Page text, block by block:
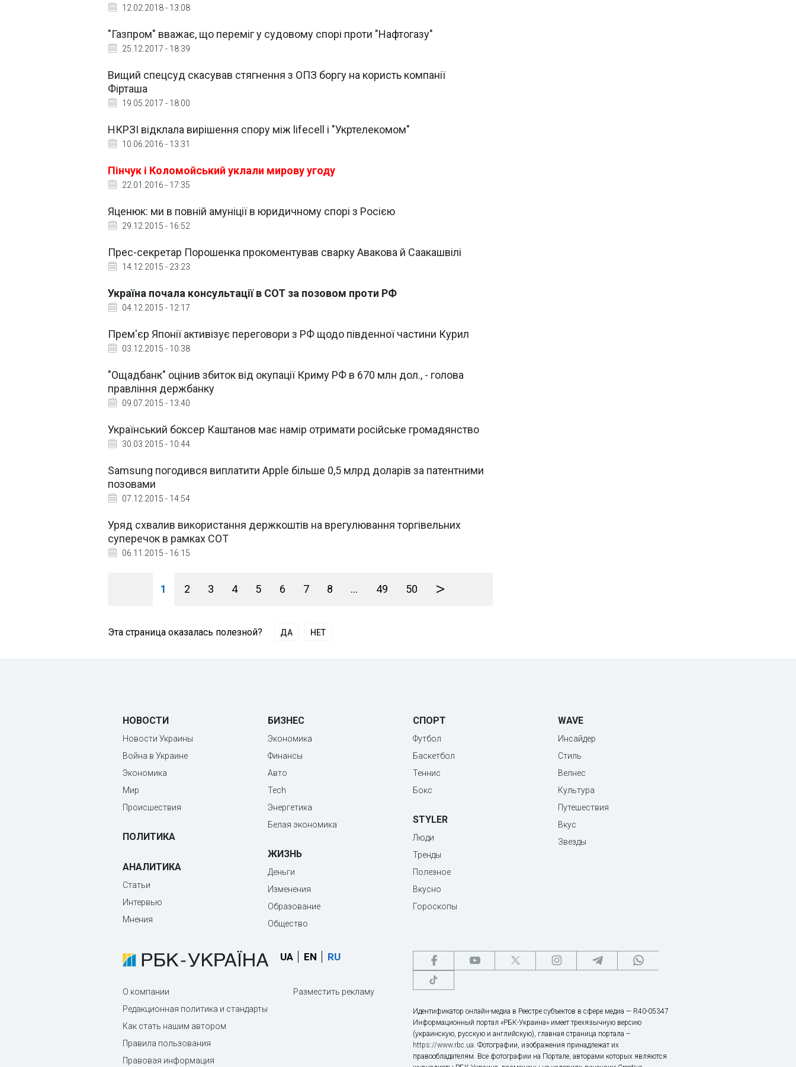
12.02.2018 - 13:08
"Газпром" вважає, що переміг у судовому спорі проти "Нафтогазу"
25.12.2017 - 18:39
Вищий спецсуд скасував стягнення з ОПЗ боргу на користь компанії
Фірташа
19.05.2017 - 18:00
НКРЗІ відклала вирішення спору між lifecell і "Укртелекомом"
10.06.2016 - 13:31
Пінчук і Коломойський уклали мирову угоду
22.01.2016 - 17:35
Яценюк: ми в повній амуніції в юридичному спорі з Росією
29.12.2015 - 16:52
Прес-секретар Порошенка прокоментував сварку Авакова й Саакашвілі
14.12.2015 - 23:23
Україна почала консультації в СОТ за позовом проти РФ
04.12.2015 - 12:17
Прем'єр Японії активізує переговори з РФ щодо південної частини Курил
03.12.2015 - 10:38
"Ощадбанк" оцінив збиток від окупації Криму РФ в 670 млн дол., - голова
правління держбанку
09.07.2015 - 13:40
Український боксер Каштанов має намір отримати російське громадянство
30.03.2015 - 10:44
Samsung погодився виплатити Apple більше 0,5 млрд доларів за патентними
позовами
07.12.2015 - 14:54
Уряд схвалив використання держкоштів на врегулювання торгівельних
суперечок в рамках СОТ
06.11.2015 - 16:15
1 2 3 4 5 6 7 8 ... 49 50 >
Эта страница оказалась полезной? ДА НЕТ
НОВОСТИ
Новости Украины
Война в Украине
Экономика
Мир
Происшествия
ПОЛИТИКА
АНАЛИТИКА
Статьи
Интервью
Мнения
БИЗНЕС
Экономика
Финансы
Авто
Tech
Энергетика
Белая экономика
ЖИЗНЬ
Деньги
Изменения
Образование
Общество
СПОРТ
Футбол
Баскетбол
Теннис
Бокс
STYLER
Люди
Тренды
Полезное
Вкусно
Гороскопы
WAVE
Инсайдер
Стиль
Велнес
Культура
Путешествия
Вкус
Звезды
UA EN RU
О компании
Редакционная политика и стандарты
Как стать нашим автором
Правила пользования
Правовая информация
Разместить рекламу
Идентификатор онлайн-медиа в Реестре субъектов в сфере медиа — R40-05347
Информационный портал «РБК-Украина» имеет трехязычную версию
(украинскую, русскую и английскую), главная страница портала –
https://www.rbc.ua. Фотографии, изображения принадлежат их
правообладателям. Все фотографии на Портале, авторами которых являются